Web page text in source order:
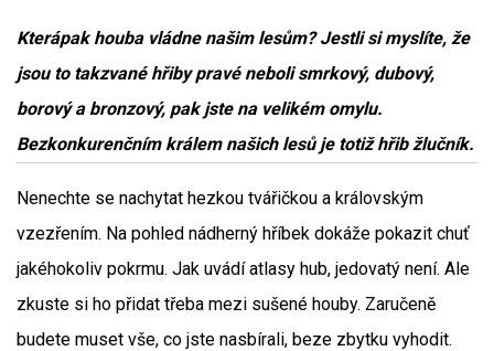
Kterápak houba vládne našim lesům? Jestli si myslíte, že
jsou to takzvané hřiby pravé neboli smrkový, dubový,
borový a bronzový, pak jste na velikém omylu.
Bezkonkurenčním králem našich lesů je totiž hřib žlučník.
Nenechte se nachytat hezkou tvářičkou a královským
vzezřením. Na pohled nádherný hříbek dokáže pokazit chuť
jakéhokoliv pokrmu. Jak uvádí atlasy hub, jedovatý není. Ale
zkuste si ho přidat třeba mezi sušené houby. Zaručeně
budete muset vše, co jste nasbírali, beze zbytku vyhodit.